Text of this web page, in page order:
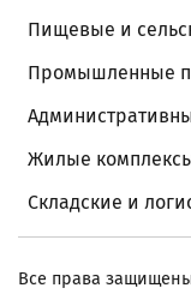
Пищевые и
Промышленные
Жилые
Складские и
Все права